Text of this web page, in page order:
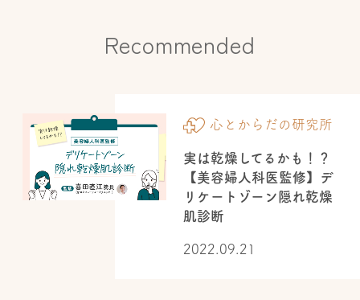
Recommended
心とからだの研究所
実は乾燥してるかも！？
【美容婦人科医監修】デ
リケートゾーン隠れ乾燥
肌診断
2022.09.21